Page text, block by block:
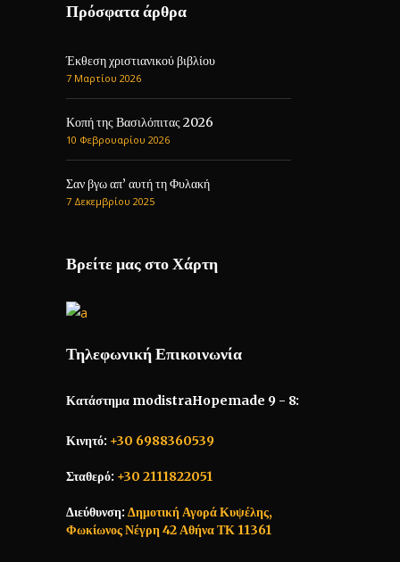
Πρόσφατα άρθρα
Έκθεση χριστιανικού βιβλίου
7 Μαρτίου 2026
Κοπή της Βασιλόπιτας 2026
10 Φεβρουαρίου 2026
Σαν βγω απ’ αυτή τη Φυλακή
7 Δεκεμβρίου 2025
Βρείτε μας στο Χάρτη
Τηλεφωνική Επικοινωνία
Κατάστημα modistraHopemade 9 - 8:
Κινητό: +30 6988360539
Σταθερό: +30 2111822051
Διεύθυνση: Δημοτική Αγορά Κυψέλης,
Φωκίωνος Νέγρη 42 Αθήνα ΤΚ 11361